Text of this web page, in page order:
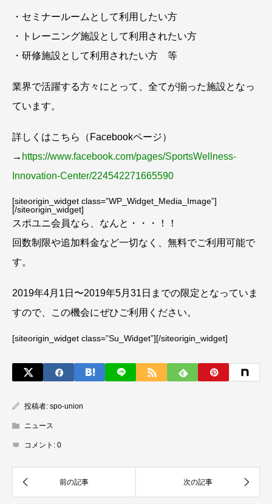
・セミナールームとして利用したい方
・トレーニング施設として利用されたい方
・研修施設として利用されたい方 等
業界で活躍する方々にとって、全てが揃った施設となっ
ています。
詳しくはこちら（Facebookページ）
→ https://www.facebook.com/pages/SportsWellness-
Innovation-Center/224542271665590
[siteorigin_widget class=”WP_Widget_Media_Image”]
[/siteorigin_widget]
スポユニ会員なら、なんと・・・！！
回数制限や追加料金など一切なく、無料でご利用可能で
す。
2019年4月1日〜2019年5月31日までの限定となっていま
すので、この機会にぜひご利用ください。
[siteorigin_widget class=”Su_Widget”][/siteorigin_widget]
投稿者: spo-union
ニュース
コメント: 0